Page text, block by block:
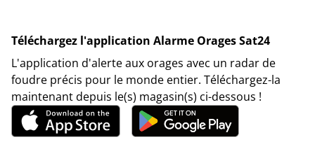
Téléchargez l'application Alarme Orages Sat24
L'application d'alerte aux orages avec un radar de
foudre précis pour le monde entier. Téléchargez-la
maintenant depuis le(s) magasin(s) ci-dessous !